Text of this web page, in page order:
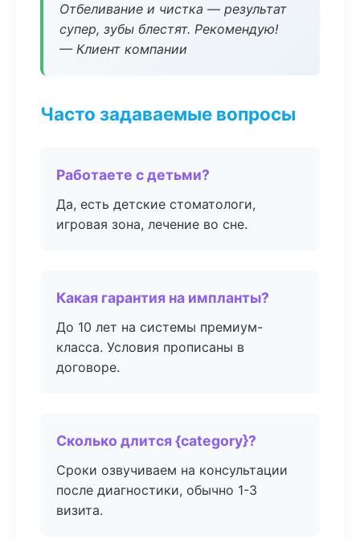
Отбеливание и чистка — результат
супер, зубы блестят. Рекомендую!
— Клиент компании
Часто задаваемые вопросы
Работаете с детьми?
Да, есть детские стоматологи,
игровая зона, лечение во сне.
Какая гарантия на импланты?
До 10 лет на системы премиум-
класса. Условия прописаны в
договоре.
Сколько длится {category}?
Сроки озвучиваем на консультации
после диагностики, обычно 1-3
визита.